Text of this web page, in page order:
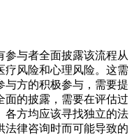
参与者全面披露该流程从
疗风险和心理风险。这需
与方的积极参与，需要提
面的披露，需要在评估过
各方均应该寻找独立的法
法律咨询时而可能导致的